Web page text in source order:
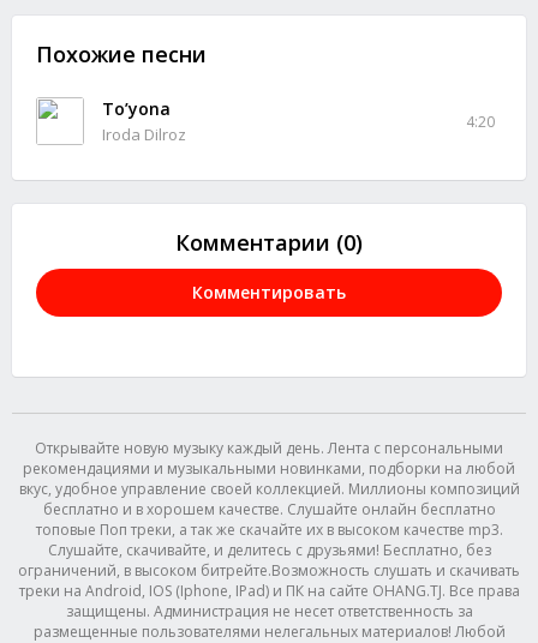
Похожие песни
To’yona
Iroda Dilroz
4:20
Комментарии (0)
Комментировать
Открывайте новую музыку каждый день. Лента с персональными
рекомендациями и музыкальными новинками, подборки на любой
вкус, удобное управление своей коллекцией. Миллионы композиций
бесплатно и в хорошем качестве. Слушайте онлайн бесплатно
топовые Поп треки, а так же скачайте их в высоком качестве mp3.
Слушайте, скачивайте, и делитесь с друзьями! Бесплатно, без
ограничений, в высоком битрейте.Возможность слушать и скачивать
треки на Android, IOS (Iphone, IPad) и ПК на сайте OHANG.TJ. Все права
защищены. Администрация не несет ответственность за
размещенные пользователями нелегальных материалов! Любой